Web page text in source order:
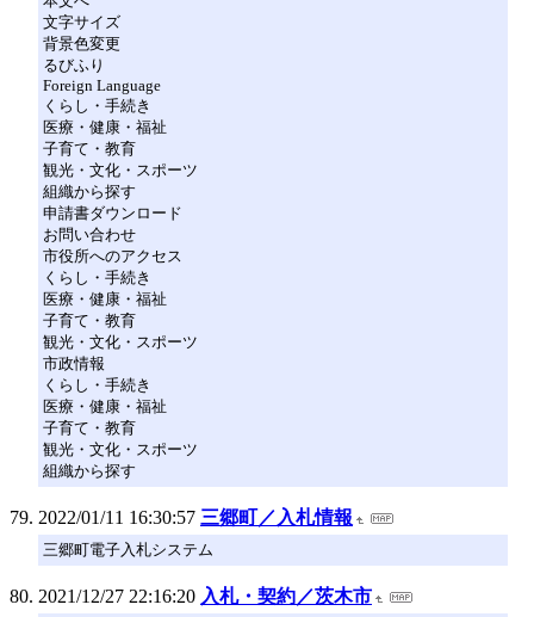
文字サイズ
背景色変更
るびふり
Foreign Language
くらし・手続き
医療・健康・福祉
子育て・教育
観光・文化・スポーツ
組織から探す
申請書ダウンロード
お問い合わせ
市役所へのアクセス
くらし・手続き
医療・健康・福祉
子育て・教育
観光・文化・スポーツ
市政情報
くらし・手続き
医療・健康・福祉
子育て・教育
観光・文化・スポーツ
組織から探す
2022/01/11 16:30:57 三郷町／入札情報
三郷町電子入札システム
2021/12/27 22:16:20 入札・契約／茨木市